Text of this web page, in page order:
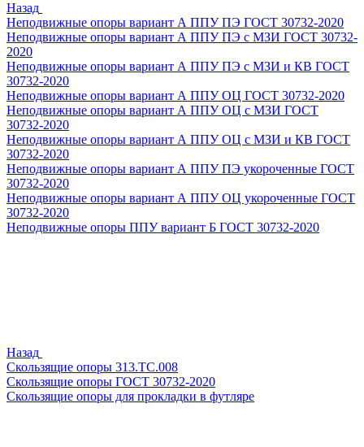
Назад
Неподвижные опоры вариант А ППУ ПЭ ГОСТ 30732-2020
Неподвижные опоры вариант А ППУ ПЭ с МЗИ ГОСТ 30732-
2020
Неподвижные опоры вариант А ППУ ПЭ с МЗИ и КВ ГОСТ
30732-2020
Неподвижные опоры вариант А ППУ ОЦ ГОСТ 30732-2020
Неподвижные опоры вариант А ППУ ОЦ с МЗИ ГОСТ
30732-2020
Неподвижные опоры вариант А ППУ ОЦ с МЗИ и КВ ГОСТ
30732-2020
Неподвижные опоры вариант А ППУ ПЭ укороченные ГОСТ
30732-2020
Неподвижные опоры вариант А ППУ ОЦ укороченные ГОСТ
30732-2020
Неподвижные опоры ППУ вариант Б ГОСТ 30732-2020
Назад
Скользящие опоры 313.ТС.008
Скользящие опоры ГОСТ 30732-2020
Скользящие опоры для прокладки в футляре